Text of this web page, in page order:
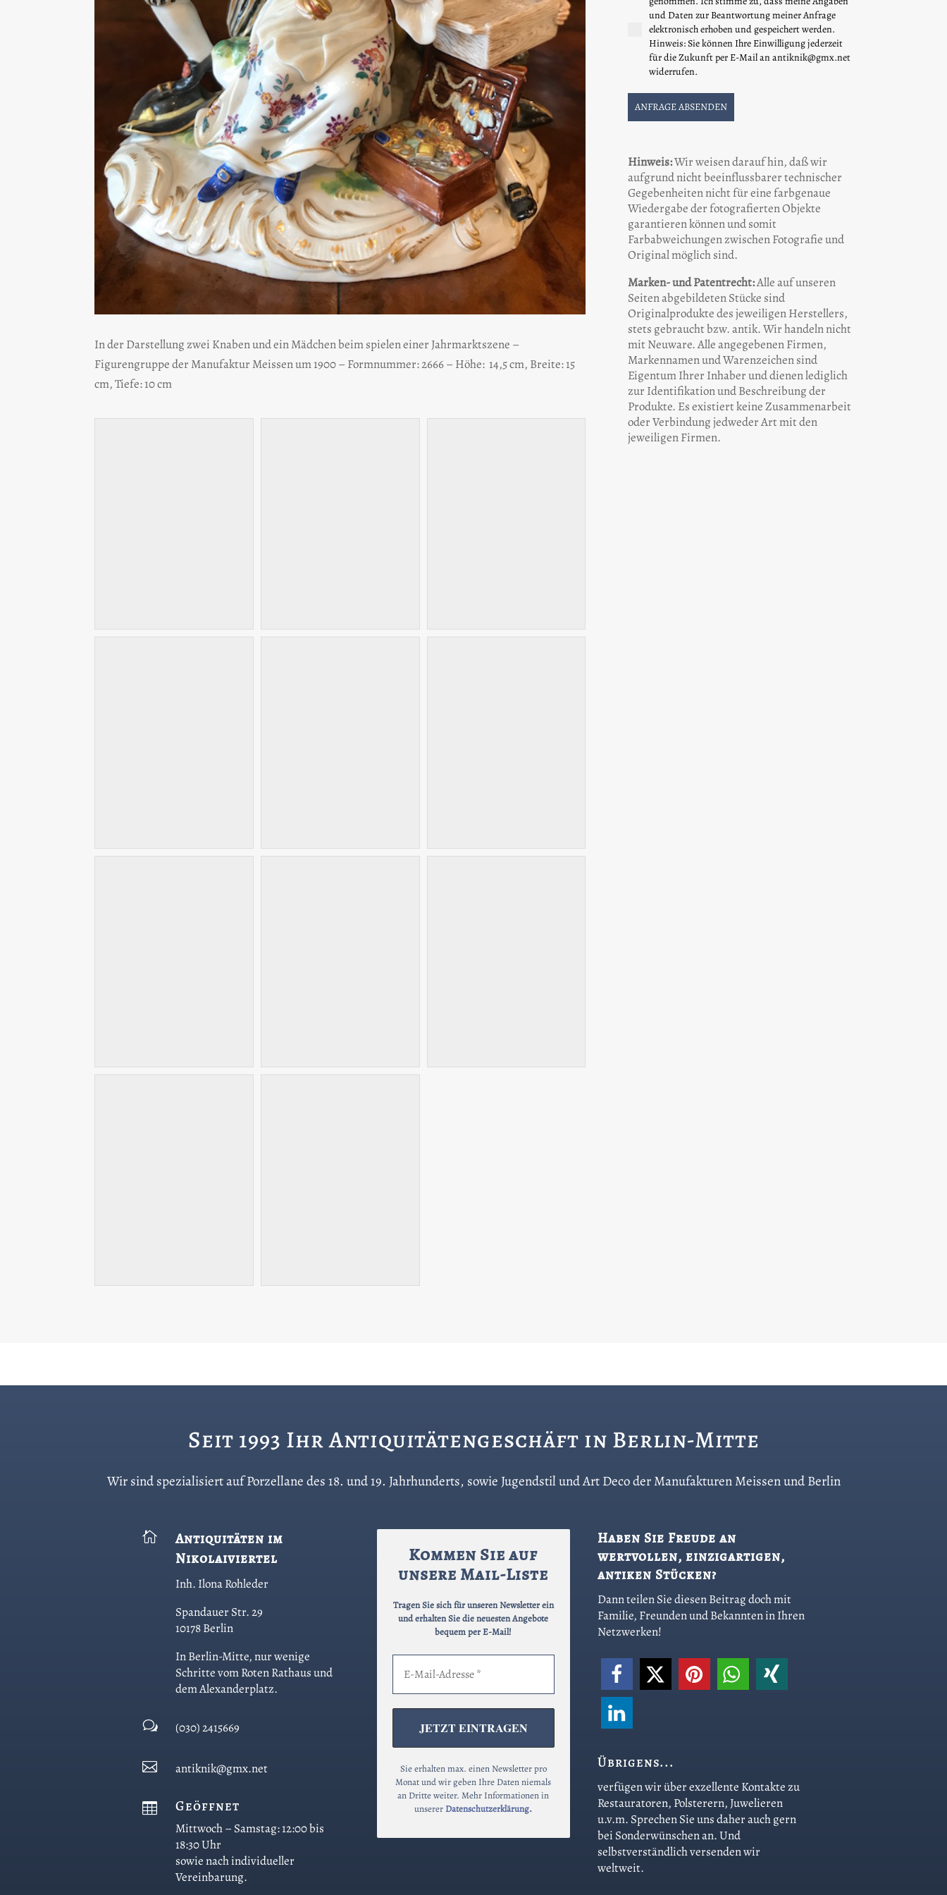
In der Darstellung zwei Knaben und ein Mädchen beim spielen einer Jahrmarktszene –
Figurengruppe der Manufaktur Meissen um 1900 – Formnummer: 2666 – Höhe: 14,5 cm, Breite: 15
cm, Tiefe: 10 cm
und Daten zur Beantwortung meiner Anfrage
elektronisch erhoben und gespeichert werden.
Hinweis: Sie können Ihre Einwilligung jederzeit
für die Zukunft per E-Mail an antiknik@gmx.net
widerrufen.
ANFRAGE ABSENDEN
Hinweis:Wir weisen darauf hin, daß wir
aufgrund nicht beeinflussbarer technischer
Gegebenheiten nicht für eine farbgenaue
Wiedergabe der fotografierten Objekte
garantieren können und somit
Farbabweichungen zwischen Fotografie und
Original möglich sind.
Marken- und Patentrecht:Alle auf unseren
Seiten abgebildeten Stücke sind
Originalprodukte des jeweiligen Herstellers,
stets gebraucht bzw. antik. Wir handeln nicht
mit Neuware. Alle angegebenen Firmen,
Markennamen und Warenzeichen sind
Eigentum Ihrer Inhaber und dienen lediglich
zur Identifikation und Beschreibung der
Produkte. Es existiert keine Zusammenarbeit
oder Verbindung jedweder Art mit den
jeweiligen Firmen.
Seit 1993 Ihr Antiquitätengeschäft in Berlin-Mitte
Wir sind spezialisiert auf Porzellane des 18. und 19. Jahrhunderts, sowie Jugendstil und Art Deco der Manufakturen Meissen und Berlin

Antiquitäten im
Nikolaiviertel
Inh. Ilona Rohleder
Spandauer Str. 29
10178 Berlin
In Berlin-Mitte, nur wenige
Schritte vom Roten Rathaus und
dem Alexanderplatz.
w (030) 2415669
 antiknik@gmx.net
 Geöffnet
Mittwoch – Samstag: 12:00 bis
18:30 Uhr
sowie nach individueller
Vereinbarung.
Kommen Sie auf
unsere Mail-Liste
Tragen Sie sich für unseren Newsletter ein
und erhalten Sie die neuesten Angebote
bequem per E-Mail!
Sie erhalten max. einen Newsletter pro
Monat und wir geben Ihre Daten niemals
an Dritte weiter. Mehr Informationen in
unsererDatenschutzerklärung.
Haben Sie Freude an
wertvollen, einzigartigen,
antiken Stücken?
Dann teilen Sie diesen Beitrag doch mit
Familie, Freunden und Bekannten in Ihren
Netzwerken!
Übrigens...
verfügen wir über exzellente Kontakte zu
Restauratoren, Polsterern, Juwelieren
u.v.m. Sprechen Sie uns daher auch gern
bei Sonderwünschen an. Und
selbstverständlich versenden wir
weltweit.